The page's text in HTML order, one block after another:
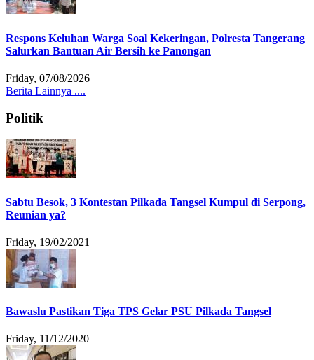
Respons Keluhan Warga Soal Kekeringan, Polresta Tangerang
Salurkan Bantuan Air Bersih ke Panongan
Friday, 07/08/2026
Berita Lainnya ....
Politik
Sabtu Besok, 3 Kontestan Pilkada Tangsel Kumpul di Serpong,
Reunian ya?
Friday, 19/02/2021
Bawaslu Pastikan Tiga TPS Gelar PSU Pilkada Tangsel
Friday, 11/12/2020